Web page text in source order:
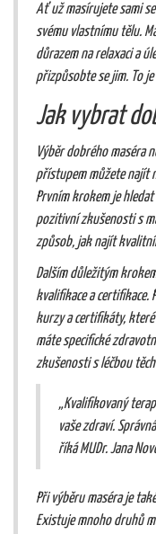
Ať už masírujete sami
svému vlastnímu tělu.
důrazem na relaxaci a
přizpůsobte se jim. To
Jak vybrat
Výběr dobrého maséra
přístupem můžete najít
Prvním krokem je
pozitivní zkušenosti s
způsob, jak najít
Dalším důležitým
kvalifikace a certifikace.
kurzy a certifikáty,
máte specifické
zkušenosti s léčbou
„Kvalifikovaný
vaše zdraví.
říká MUDr. Jana
Při výběru maséra je
Existuje mnoho druhů